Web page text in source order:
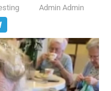
Admin Admin